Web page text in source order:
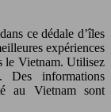
ce dédale d’îles
expériences
le Vietnam. Utilisez
informations
au Vietnam sont